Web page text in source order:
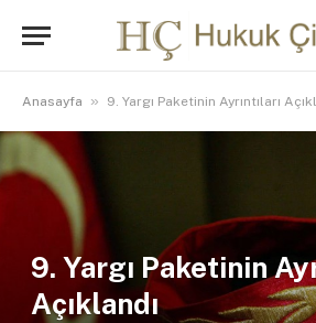
Anasayfa » 9. Yargı Paketinin Ayrıntıları
9. Yargı Paketinin
Açıklandı